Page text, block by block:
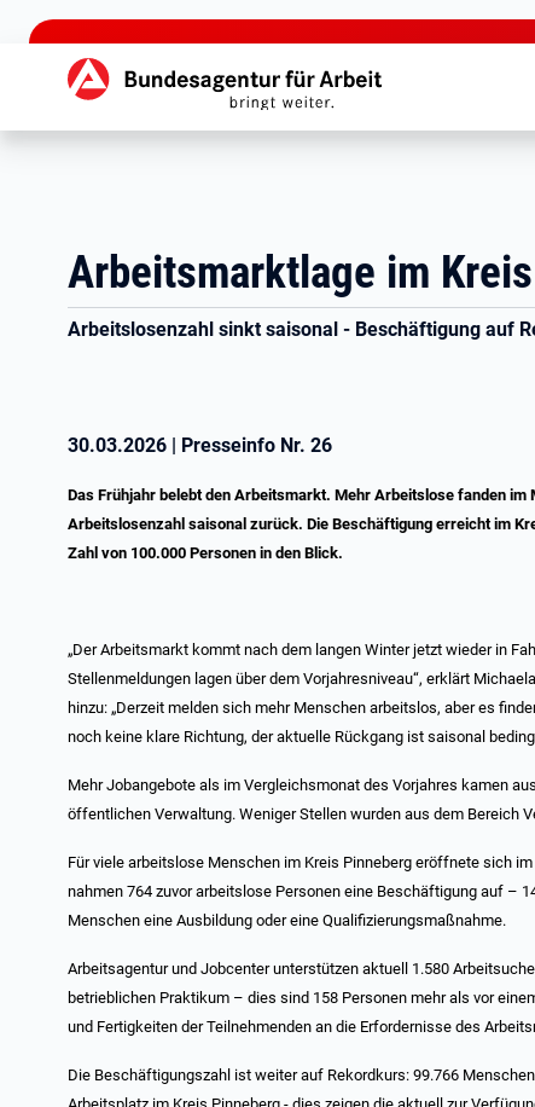
zu den Hauptinhalten springen
Hauptnavigation
Arbeitsmarktlage im
Arbeitslosenzahl sinkt saisonal - Beschäftigung auf
30.03.2026 | Presseinfo Nr. 26
Das Frühjahr belebt den Arbeitsmarkt. Mehr Arbeitslose fanden
Arbeitslosenzahl saisonal zurück. Die Beschäftigung erreicht im
Zahl von 100.000 Personen in den Blick.
„Der Arbeitsmarkt kommt nach dem langen Winter jetzt wieder in
Stellenmeldungen lagen über dem Vorjahresniveau“, erklärt
hinzu: „Derzeit melden sich mehr Menschen arbeitslos, aber es
noch keine klare Richtung, der aktuelle Rückgang ist saisonal
Mehr Jobangebote als im Vergleichsmonat des Vorjahres kamen
öffentlichen Verwaltung. Weniger Stellen wurden aus dem Bereich
Für viele arbeitslose Menschen im Kreis Pinneberg eröffnete sich
nahmen 764 zuvor arbeitslose Personen eine Beschäftigung auf –
Menschen eine Ausbildung oder eine Qualifizierungsmaßnahme.
Arbeitsagentur und Jobcenter unterstützen aktuell 1.580
betrieblichen Praktikum – dies sind 158 Personen mehr als vor
und Fertigkeiten der Teilnehmenden an die Erfordernisse des
Die Beschäftigungszahl ist weiter auf Rekordkurs: 99.766